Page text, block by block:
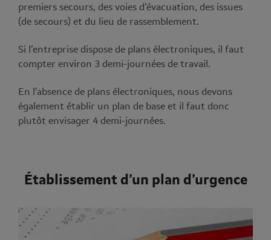
premiers secours, des voies d’évacuation, des issues
(de secours) et du lieu de rassemblement.
Si l’entreprise dispose de plans électroniques, il faut
compter environ 3 demi-journées de travail.
En l’absence de plans électroniques, nous devons
également établir un plan de base et il faut donc
plutôt envisager 4 demi-journées.
Établissement d’un plan d’urgence